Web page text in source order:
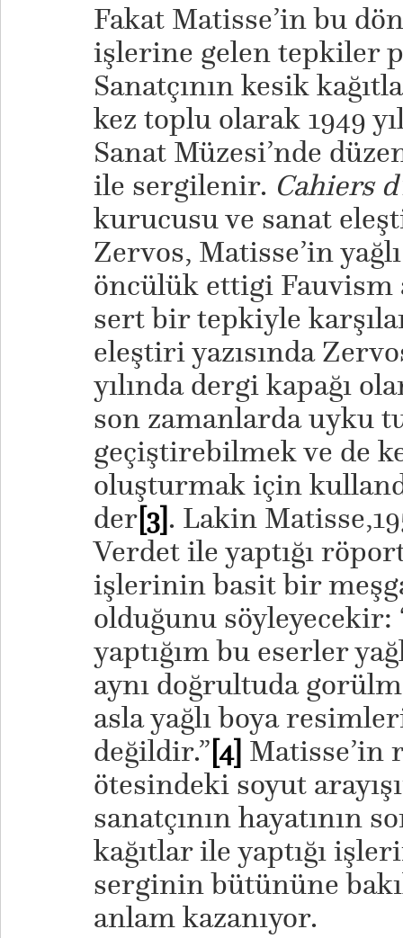
Fakat Matisse’in bu
işlerine gelen tepkiler
Sanatçının kesik
kez toplu olarak 1949
Sanat Müzesi’nde
ile sergilenir. Cahiers
kurucusu ve sanat
Zervos, Matisse’in
öncülük ettigi Fauvism
sert bir tepkiyle
eleştiri yazısında
yılında dergi kapağı
son zamanlarda uyku
geçiştirebilmek ve de
oluşturmak için
der[3]. Lakin
Verdet ile yaptığı
işlerinin basit bir
olduğunu söyleyecekir:
yaptığım bu eserler
aynı doğrultuda
asla yağlı boya
değildir.”[4] Matisse’in
ötesindeki soyut
sanatçının hayatının
kağıtlar ile yaptığı
serginin bütününe
anlam kazanıyor.